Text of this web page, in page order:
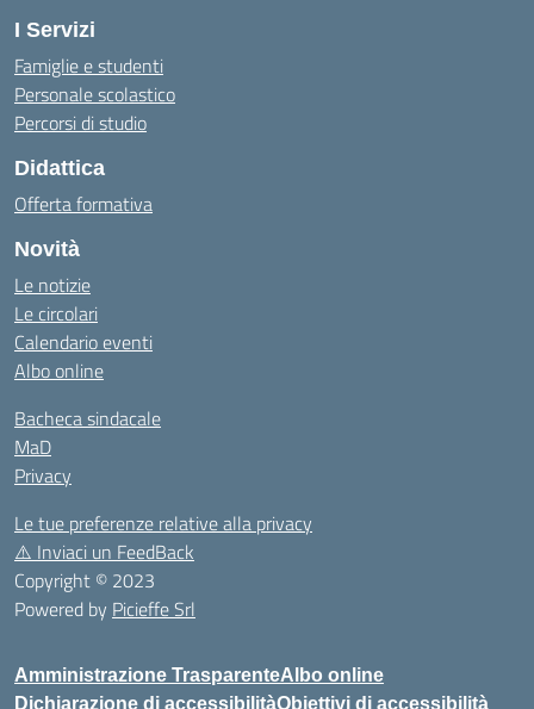
I Servizi
Famiglie e studenti
Personale scolastico
Percorsi di studio
Didattica
Offerta formativa
Novità
Le notizie
Le circolari
Calendario eventi
Albo online
Bacheca sindacale
MaD
Privacy
Le tue preferenze relative alla privacy
⚠️ Inviaci un FeedBack
Copyright © 2023
Powered by Picieffe Srl
Amministrazione TrasparenteAlbo online
Dichiarazione di accessibilitàObiettivi di accessibilità